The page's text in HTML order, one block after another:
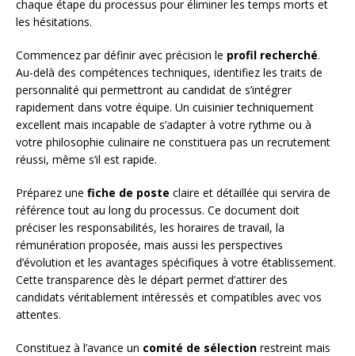
chaque étape du processus pour éliminer les temps morts et
les hésitations.
Commencez par définir avec précision le profil recherché.
Au-delà des compétences techniques, identifiez les traits de
personnalité qui permettront au candidat de s’intégrer
rapidement dans votre équipe. Un cuisinier techniquement
excellent mais incapable de s’adapter à votre rythme ou à
votre philosophie culinaire ne constituera pas un recrutement
réussi, même s’il est rapide.
Préparez une fiche de poste claire et détaillée qui servira de
référence tout au long du processus. Ce document doit
préciser les responsabilités, les horaires de travail, la
rémunération proposée, mais aussi les perspectives
d’évolution et les avantages spécifiques à votre établissement.
Cette transparence dès le départ permet d’attirer des
candidats véritablement intéressés et compatibles avec vos
attentes.
Constituez à l’avance un comité de sélection restreint mais